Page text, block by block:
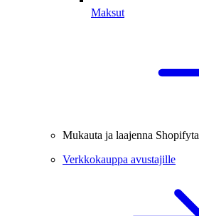
Maksut
Mukauta ja laajenna Shopifyta
Verkkokauppa avustajille